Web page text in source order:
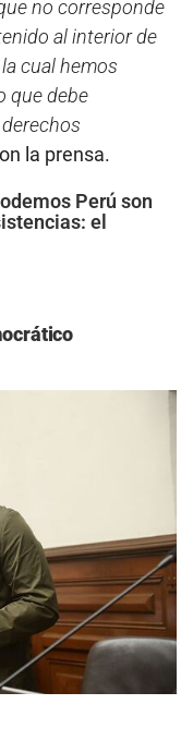
no corresponde
al interior de
cual hemos
que debe
la prensa.
Perú son
el